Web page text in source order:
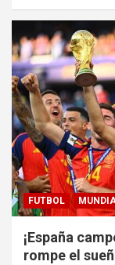
FUTBOL
¡España
rompe el